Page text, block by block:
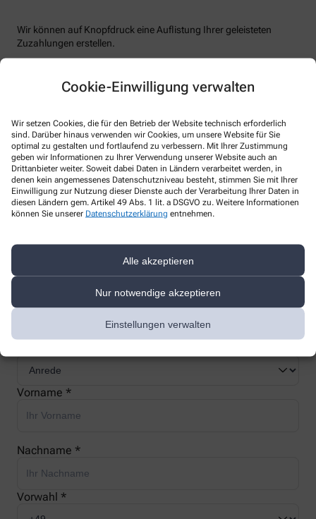
Cookie-Einwilligung verwalten
Wir setzen Cookies, die für den Betrieb der Website technisch erforderlich
sind. Darüber hinaus verwenden wir Cookies, um unsere Website für Sie
optimal zu gestalten und fortlaufend zu verbessern. Mit Ihrer Zustimmung
geben wir Informationen zu Ihrer Verwendung unserer Website auch an
Drittanbieter weiter. Soweit dabei Daten in Ländern verarbeitet werden, in
denen kein angemessenes Datenschutzniveau besteht, stimmen Sie mit Ihrer
Einwilligung zur Nutzung dieser Dienste auch der Verarbeitung Ihrer Daten in
diesen Ländern gem. Artikel 49 Abs. 1 lit. a DSGVO zu. Weitere Informationen
können Sie unserer Datenschutzerklärung entnehmen.
Alle akzeptieren
Nur notwendige akzeptieren
Einstellungen verwalten
Wir können auf Knopfdruck eine Auflistung Ihrer geleisteten
Zuzahlungen erstellen.
Nachweis Ihrer Befreiung
Wenn Sie einen Ausweis über die Befreiung der gesetzlichen
Zuzahlung haben, können wir diese Info speichern und Sie
Kundenkarte beantragen
Jetzt schnell und einfach online beantragen und beim nächsten
Besuch bei uns in der Apotheke abholen.
Vorname *
Nachname *
Vorwahl *